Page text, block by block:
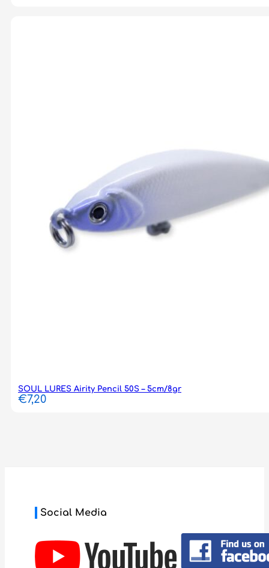
SOUL LURES Airity Pencil 50S – 5cm/8gr
€7,20
Social Media